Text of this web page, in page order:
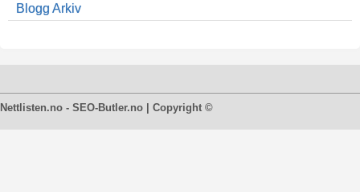
Blogg Arkiv
Nettlisten.no - SEO-Butler.no | Copyright ©